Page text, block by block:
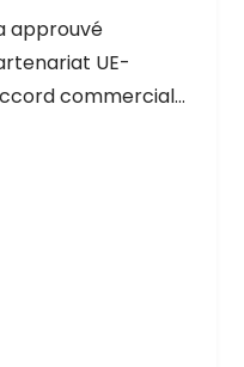
DES
approuvé
UE-
commercial…